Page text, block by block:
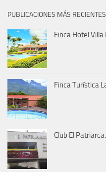
PUBLICACIONES MÁS RECIENTES
Finca Hotel
Finca Turística
Club El